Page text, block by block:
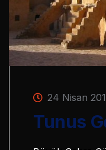
24 Nisan
Tunus